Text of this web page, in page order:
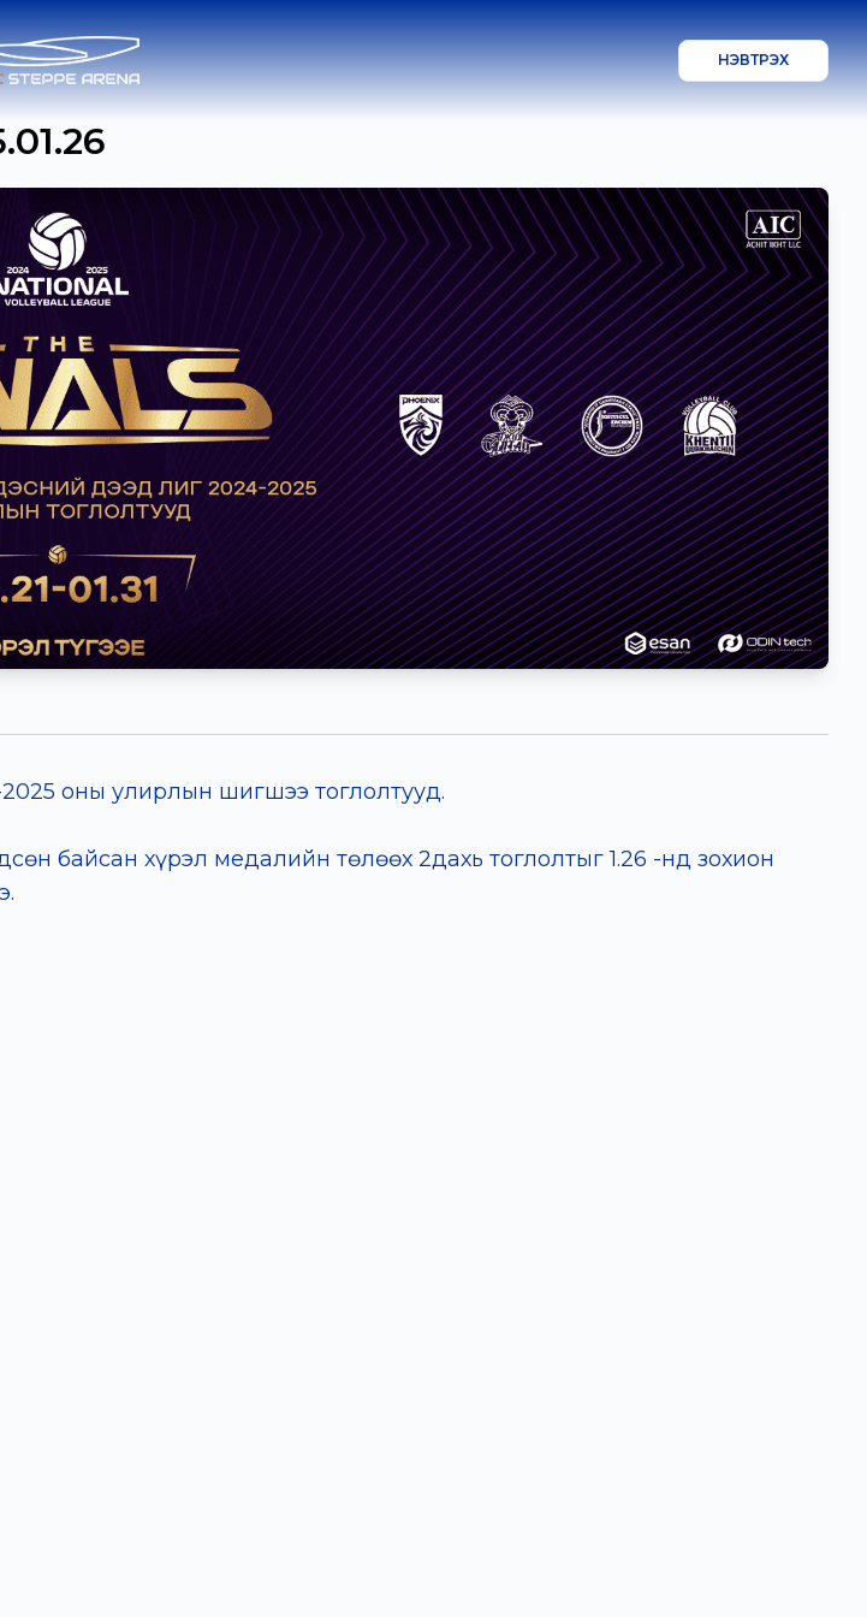
НЭВТРЭХ
оны улирлын шигшээ тоглолтууд.
байсан хүрэл медалийн төлөөх 2дахь тоглолтыг 1.26 -нд зохион